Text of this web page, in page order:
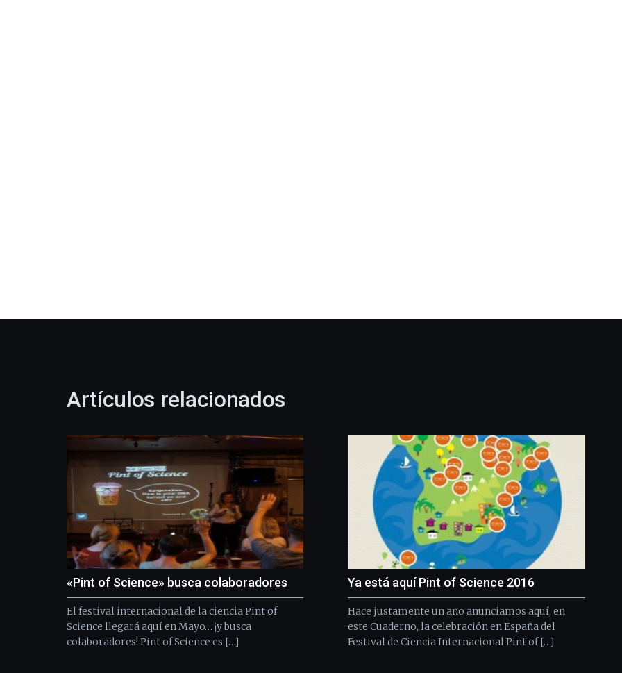
Artículos relacionados
«Pint of Science» busca colaboradores
El festival internacional de la ciencia Pint of
Science llegará aquí en Mayo… ¡y busca
colaboradores! Pint of Science es […]
Ya está aquí Pint of Science 2016
Hace justamente un año anunciamos aquí, en
este Cuaderno, la celebración en España del
Festival de Ciencia Internacional Pint of […]